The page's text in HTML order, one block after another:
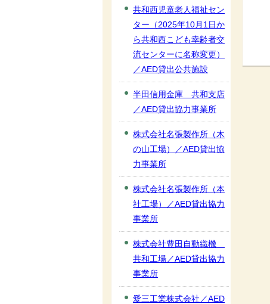
共和西児童老人福祉セン
ター（2025年10月1日か
ら共和西こども幸齢者交
流センターに名称変更）
／AED貸出公共施設
半田信用金庫 共和支店
／AED貸出協力事業所
株式会社名張製作所（木
の山工場）／AED貸出協
力事業所
株式会社名張製作所（本
社工場）／AED貸出協力
事業所
株式会社豊田自動織機
共和工場／AED貸出協力
事業所
愛三工業株式会社／AED